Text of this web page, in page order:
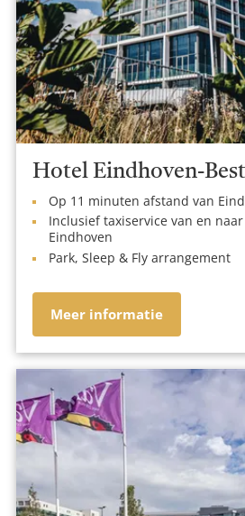
Hotel Eindhoven-Best
Op 11 minuten afstand van
Inclusief taxiservice van en
Eindhoven
Park, Sleep & Fly arrangement
Meer informatie